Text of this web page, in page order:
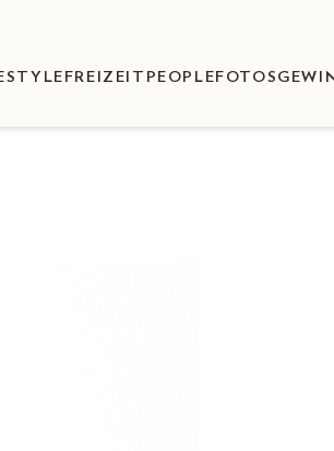
FREIZEIT PEOPLE FOTOS